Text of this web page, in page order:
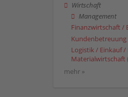
Wirtschaft
Management
Finanzwirtschaft /
Kundenbetreuung
Logistik / Einkauf
Materialwirtschaft
mehr »